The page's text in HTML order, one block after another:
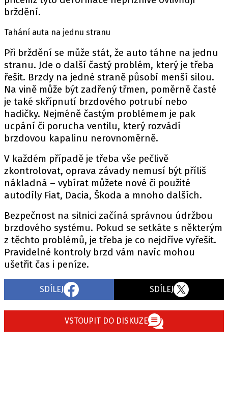
brždění.
Tahání auta na jednu stranu
Při brždění se může stát, že auto táhne na jednu
stranu. Jde o další častý problém, který je třeba
řešit. Brzdy na jedné straně působí menší silou.
Na vině může být zadřený třmen, poměrně časté
je také skřípnutí brzdového potrubí nebo
hadičky. Nejméně častým problémem je pak
ucpání či porucha ventilu, který rozvádí
brzdovou kapalinu nerovnoměrně.
V každém případě je třeba vše pečlivě
zkontrolovat, oprava závady nemusí být příliš
nákladná – vybírat můžete nové či použité
autodíly Fiat, Dacia, Škoda a mnoho dalších.
Bezpečnost na silnici začíná správnou údržbou
brzdového systému. Pokud se setkáte s některým
z těchto problémů, je třeba je co nejdříve vyřešit.
Pravidelné kontroly brzd vám navíc mohou
ušetřit čas i peníze.
SDÍLEJ SDÍLEJ
VSTOUPIT DO DISKUZE